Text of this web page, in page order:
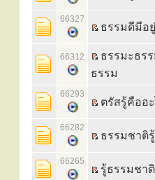
66327
ธรรมดีมีอ
66312
ธรรมะธร
ธรรม
66293
ตรัสรู้คืออ
66282
ธรรมชาติ
66265
รู้ธรรมชา